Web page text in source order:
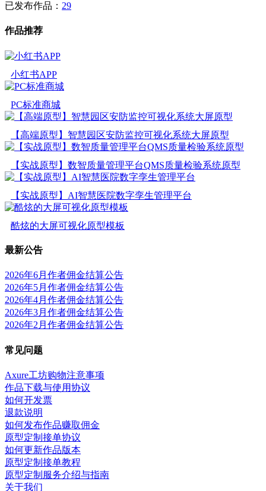
已发布作品： 29
作品推荐
小红书APP
PC标准商城
【高端原型】智慧园区安防监控可视化系统大屏原型
【实战原型】数智质量管理平台QMS质量检验系统原型
【实战原型】AI智慧医院数字孪生管理平台
酷炫的大屏可视化原型模板
最新公告
2026年6月作者佣金结算公告
2026年5月作者佣金结算公告
2026年4月作者佣金结算公告
2026年3月作者佣金结算公告
2026年2月作者佣金结算公告
常见问题
Axure工坊购物注意事项
作品下载与使用协议
如何开发票
退款说明
如何发布作品赚取佣金
原型定制接单协议
如何更新作品版本
原型定制接单教程
原型定制服务介绍与指南
关于我们